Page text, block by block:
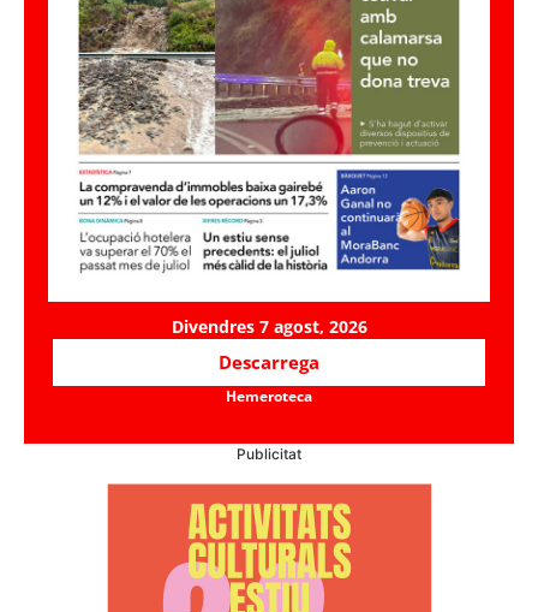
Divendres 7 agost, 2026
Descarrega
Hemeroteca
Publicitat